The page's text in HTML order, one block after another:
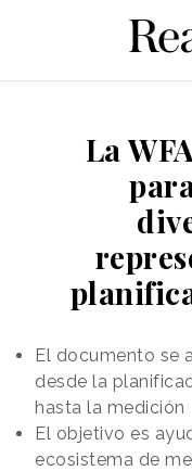
La
El documento se
desde la
hasta la medición
El objetivo es
ecosistema de